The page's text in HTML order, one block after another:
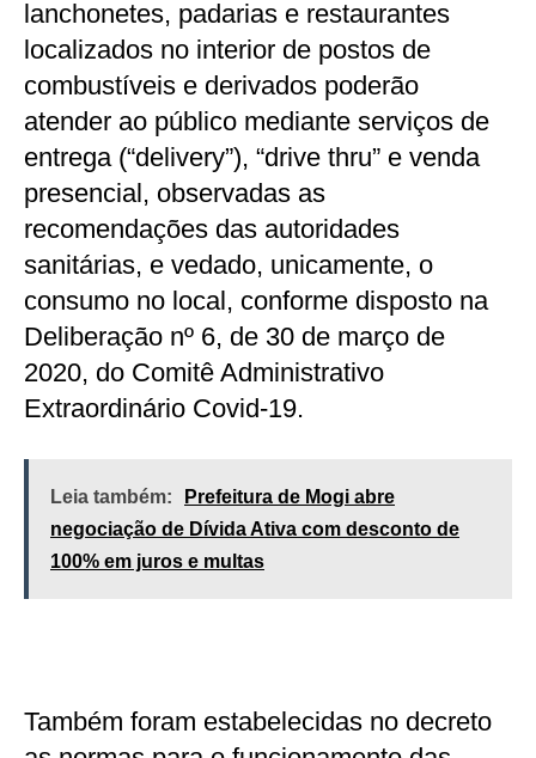
lanchonetes, padarias e restaurantes
localizados no interior de postos de
combustíveis e derivados poderão
atender ao público mediante serviços de
entrega (“delivery”), “drive thru” e venda
presencial, observadas as
recomendações das autoridades
sanitárias, e vedado, unicamente, o
consumo no local, conforme disposto na
Deliberação nº 6, de 30 de março de
2020, do Comitê Administrativo
Extraordinário Covid-19.
Leia também:
Prefeitura de Mogi abre
negociação de Dívida Ativa com desconto de
100% em juros e multas
Também foram estabelecidas no decreto